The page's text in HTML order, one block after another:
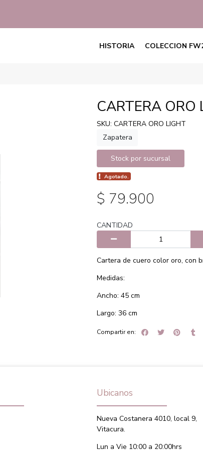
HISTORIA COLECCION
CARTERA ORO
SKU: CARTERA ORO LIGHT
Zapatera
Stock por sucursal
Agotado.
$ 79.900
CANTIDAD
Cartera de cuero color oro, con
Medidas:
Ancho: 45 cm
Largo: 36 cm
Compartir en:
Ubicanos
Nueva Costanera 4010, local 9,
Vitacura.
Lun a Vie 10:00 a 20:00hrs